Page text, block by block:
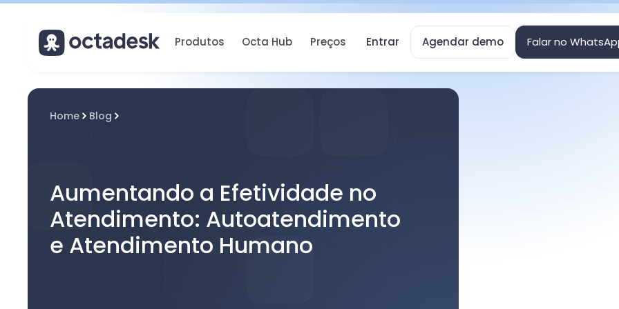
Entrar Agendar demo Falar no
Produtos Octa Hub Preços
Home Blog
Aumentando a Efetividade no
Atendimento: Autoatendimento
e Atendimento Humano